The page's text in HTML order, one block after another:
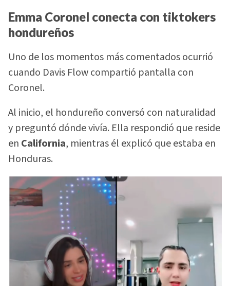
Emma Coronel conecta con tiktokers
hondureños
Uno de los momentos más comentados ocurrió
cuando Davis Flow compartió pantalla con
Coronel.
Al inicio, el hondureño conversó con naturalidad
y preguntó dónde vivía. Ella respondió que reside
en California, mientras él explicó que estaba en
Honduras.